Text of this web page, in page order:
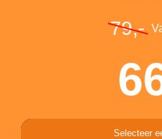
79,-
Selecteer